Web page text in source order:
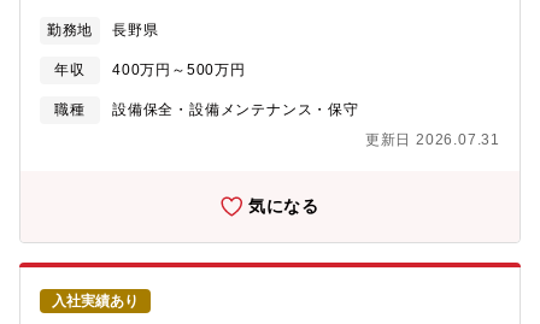
増設、新設にかかる業務・設備の導入検討及び提案■組織構成配属
予定の部署には、計7名が配属されております。■採用背景同社は
年々増産とともに工場拡大をしており、それとともに生産設備・
機械も増加しております。安定的な生産をするためには設備・機
インを構築することもあり、技術的な知識、経験が欠かせませ
勤務地 長野県
年収 400万円～500万円
職種
設備保全・設備メンテナンス・保守
更新日 2026.07.31
気になる
入社実績あり